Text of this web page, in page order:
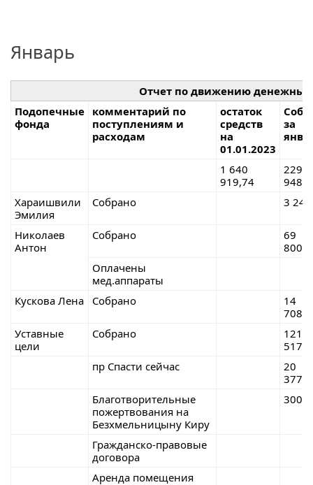
Январь
Отчет по движению денежных
Подопечные
фонда
комментарий по
поступлениям и
расходам
остаток
средств
на
01.01.2023
за
1 640
919,74
229
Хараишвили
Эмилия
Собрано 3
Николаев
Антон
Собрано
69
Оплачены
мед.аппараты
Кускова Лена
Собрано
14
Уставные
цели
Собрано
121
пр Спасти сейчас
20
Благотворительные
пожертвования на
Безхмельницыну Киру
Гражданско-правовые
договора
Аренда помещения